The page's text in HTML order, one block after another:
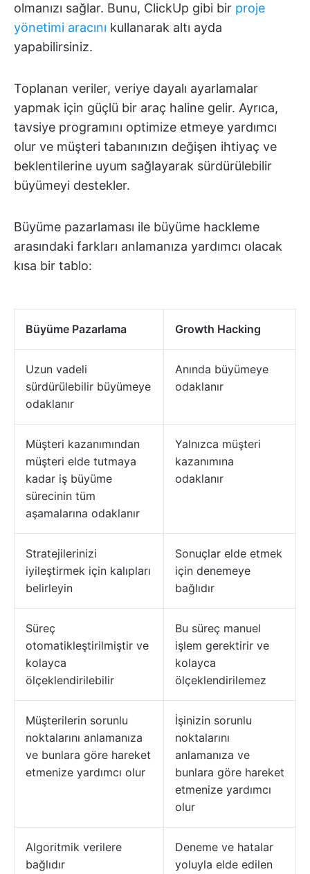
olmanızı sağlar. Bunu, ClickUp gibi bir proje
yönetimi aracını kullanarak altı ayda
yapabilirsiniz.
Toplanan veriler, veriye dayalı ayarlamalar
yapmak için güçlü bir araç haline gelir. Ayrıca,
tavsiye programını optimize etmeye yardımcı
olur ve müşteri tabanınızın değişen ihtiyaç ve
beklentilerine uyum sağlayarak sürdürülebilir
büyümeyi destekler.
Büyüme pazarlaması ile büyüme hackleme
arasındaki farkları anlamanıza yardımcı olacak
kısa bir tablo:
Büyüme Pazarlama Growth Hacking
Uzun vadeli
sürdürülebilir büyümeye
odaklanır
Anında büyümeye
odaklanır
Müşteri kazanımından
müşteri elde tutmaya
kadar iş büyüme
sürecinin tüm
aşamalarına odaklanır
Yalnızca müşteri
kazanımına
odaklanır
Stratejilerinizi
iyileştirmek için kalıpları
belirleyin
Sonuçlar elde etmek
için denemeye
bağlıdır
Süreç
otomatikleştirilmiştir ve
kolayca
ölçeklendirilebilir
Bu süreç manuel
işlem gerektirir ve
kolayca
ölçeklendirilemez
Müşterilerin sorunlu
noktalarını anlamanıza
ve bunlara göre hareket
etmenize yardımcı olur
İşinizin sorunlu
noktalarını
anlamanıza ve
bunlara göre hareket
etmenize yardımcı
olur
Algoritmik verilere
bağlıdır
Deneme ve hatalar
yoluyla elde edilen